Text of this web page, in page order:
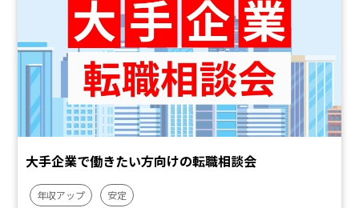
大手企業で働きたい方向けの転職相談会
年収アップ 安定